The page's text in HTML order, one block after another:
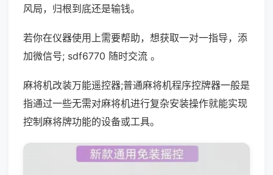
风局，归根到底还是输钱。
若你在仪器使用上需要帮助，想获取一对一指导，添
加微信号; sdf6770 随时交流 。
麻将机改装万能遥控器;普通麻将机程序控牌器一般是
指通过一些无需对麻将机进行复杂安装操作就能实现
控制麻将牌功能的设备或工具。